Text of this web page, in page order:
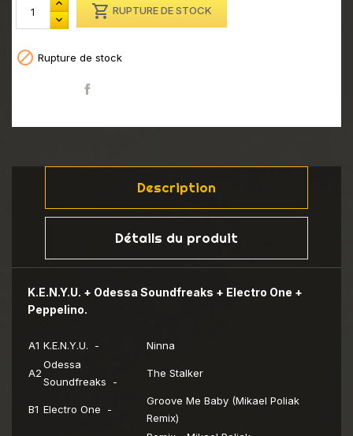
 RUPTURE DE STOCK
 Rupture de stock
Description
Détails du produit
K.E.N.Y.U. + Odessa Soundfreaks + Electro One +
Peppelino.
A1 K.E.N.Y.U. - Ninna
A2
Odessa
Soundfreaks -
The Stalker
B1 Electro One -
Groove Me Baby (Mikael Poliak
Remix)